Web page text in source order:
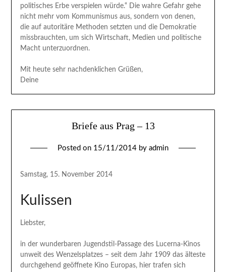
politisches Erbe verspielen würde.“ Die wahre Gefahr gehe
nicht mehr vom Kommunismus aus, sondern von denen,
die auf autoritäre Methoden setzten und die Demokratie
missbrauchten, um sich Wirtschaft, Medien und politische
Macht unterzuordnen.
Mit heute sehr nachdenklichen Grüßen,
Deine
Briefe aus Prag – 13
Posted on 15/11/2014 by admin
Samstag, 15. November 2014
Kulissen
Liebster,
in der wunderbaren Jugendstil-Passage des Lucerna-Kinos
unweit des Wenzelsplatzes – seit dem Jahr 1909 das älteste
durchgehend geöffnete Kino Europas, hier trafen sich